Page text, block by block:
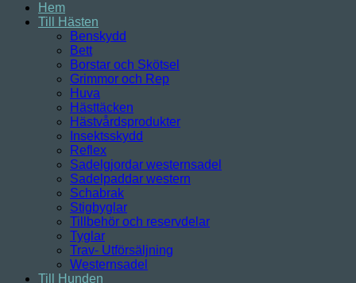
Hem
Till Hästen
Benskydd
Bett
Borstar och Skötsel
Grimmor och Rep
Huva
Hästtäcken
Hästvårdsprodukter
Insektsskydd
Reflex
Sadelgjordar westernsadel
Sadelpaddar western
Schabrak
Stigbyglar
Tillbehör och reservdelar
Tyglar
Trav- Utförsäljning
Westernsadel
Till Hunden